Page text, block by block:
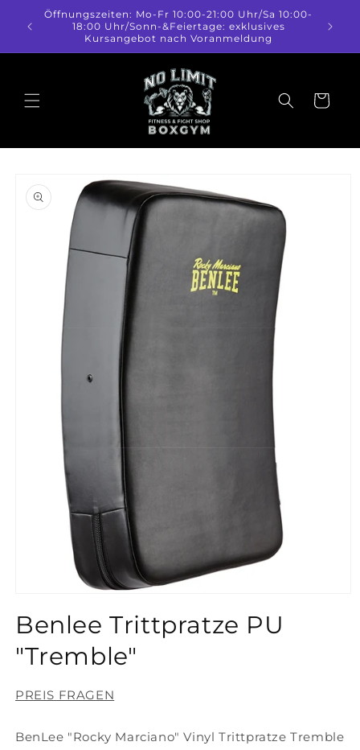
zum
Inhalt
Öffnungszeiten: Mo-Fr 10:00-21:00 Uhr/Sa 10:00-
18:00 Uhr/Sonn-&Feiertage: exklusives
Kursangebot nach Voranmeldung
Warenkorb
in
Modal
öffnen
Benlee Trittpratze PU
"Tremble"
PREIS FRAGEN
BenLee "Rocky Marciano" Vinyl Trittpratze Tremble